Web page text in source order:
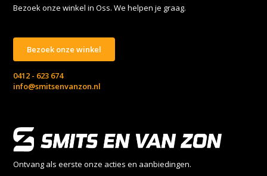
Bezoek onze winkel in Oss. We helpen je graag.
Bezoek onze winkel
0412 - 623 674
info@smitsenvanzon.nl
Ontvang als eerste onze acties en aanbiedingen.